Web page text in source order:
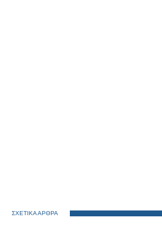
ΣΧΕΤΙΚΑ ΑΡΘΡΑ